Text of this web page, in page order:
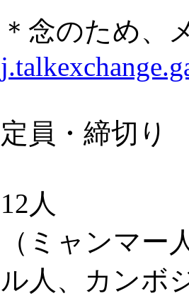
＊念のため、
定員・締切り
12人
（ミャンマ
ル人、カンボ